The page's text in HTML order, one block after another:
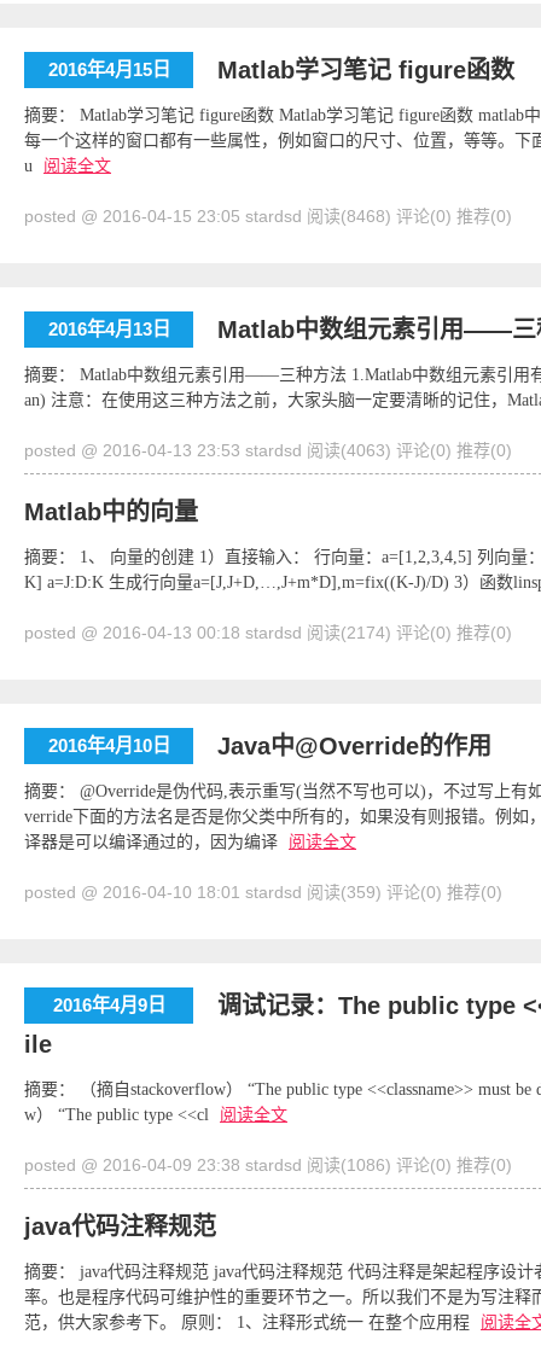
2016年4月15日 Matlab学习笔记 figure函数
摘要： Matlab学习笔记 figure函数 Matlab学习笔记 figure函数
每一个这样的窗口都有一些属性，例如窗口的尺寸、位置，等等。
u
阅读全文
posted @ 2016-04-15 23:05 stardsd 阅读(8468) 评论(0) 推荐(0)
2016年4月13日 Matlab中数组元素引用——三
摘要： Matlab中数组元素引用——三种方法 1.Matlab中数组元素引用
an) 注意：在使用这三种方法之前，大家头脑一定要清晰的记住，
posted @ 2016-04-13 23:53 stardsd 阅读(4063) 评论(0) 推荐(0)
Matlab中的向量
摘要： 1、 向量的创建 1）直接输入： 行向量：a=[1,2,3,4,5] 列向量
K] a=J:D:K 生成行向量a=[J,J+D,…,J+m*D],m=fix((K-J)/D) 3）函数
posted @ 2016-04-13 00:18 stardsd 阅读(2174) 评论(0) 推荐(0)
2016年4月10日 Java中@Override的作用
摘要： @Override是伪代码,表示重写(当然不写也可以)，不过写上
verride下面的方法名是否是你父类中所有的，如果没有则报错。例
译器是可以编译通过的，因为编译
阅读全文
posted @ 2016-04-10 18:01 stardsd 阅读(359) 评论(0) 推荐(0)
2016年4月9日
调试记录：The public type
ile
摘要： （摘自stackoverflow） “The public type <<classname>> must
w） “The public type <<cl
阅读全文
posted @ 2016-04-09 23:38 stardsd 阅读(1086) 评论(0) 推荐(0)
java代码注释规范
摘要： java代码注释规范 java代码注释规范 代码注释是架起程序设
率。也是程序代码可维护性的重要环节之一。所以我们不是为写注
范，供大家参考下。 原则： 1、注释形式统一 在整个应用程
阅读全